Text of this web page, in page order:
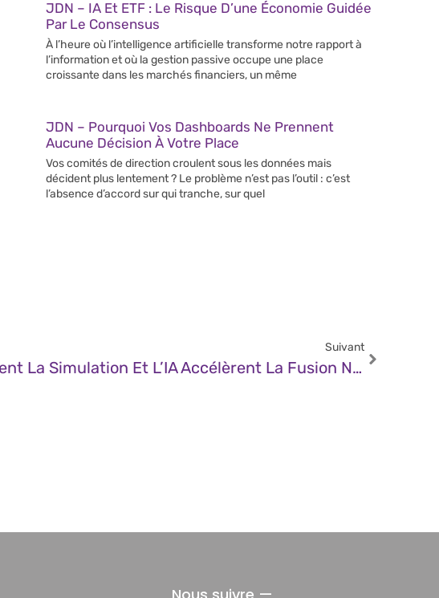
JDN – IA Et ETF : Le Risque D’une Économie Guidée
Par Le Consensus
À l’heure où l’intelligence artificielle transforme notre rapport à
l’information et où la gestion passive occupe une place
croissante dans les marchés financiers, un même
JDN – Pourquoi Vos Dashboards Ne Prennent
Aucune Décision À Votre Place
Vos comités de direction croulent sous les données mais
décident plus lentement ? Le problème n’est pas l’outil : c’est
l’absence d’accord sur qui tranche, sur quel
Suivant
JDN – Comment La Simulation Et L’IA Accélèrent La Fusion Nucléaire